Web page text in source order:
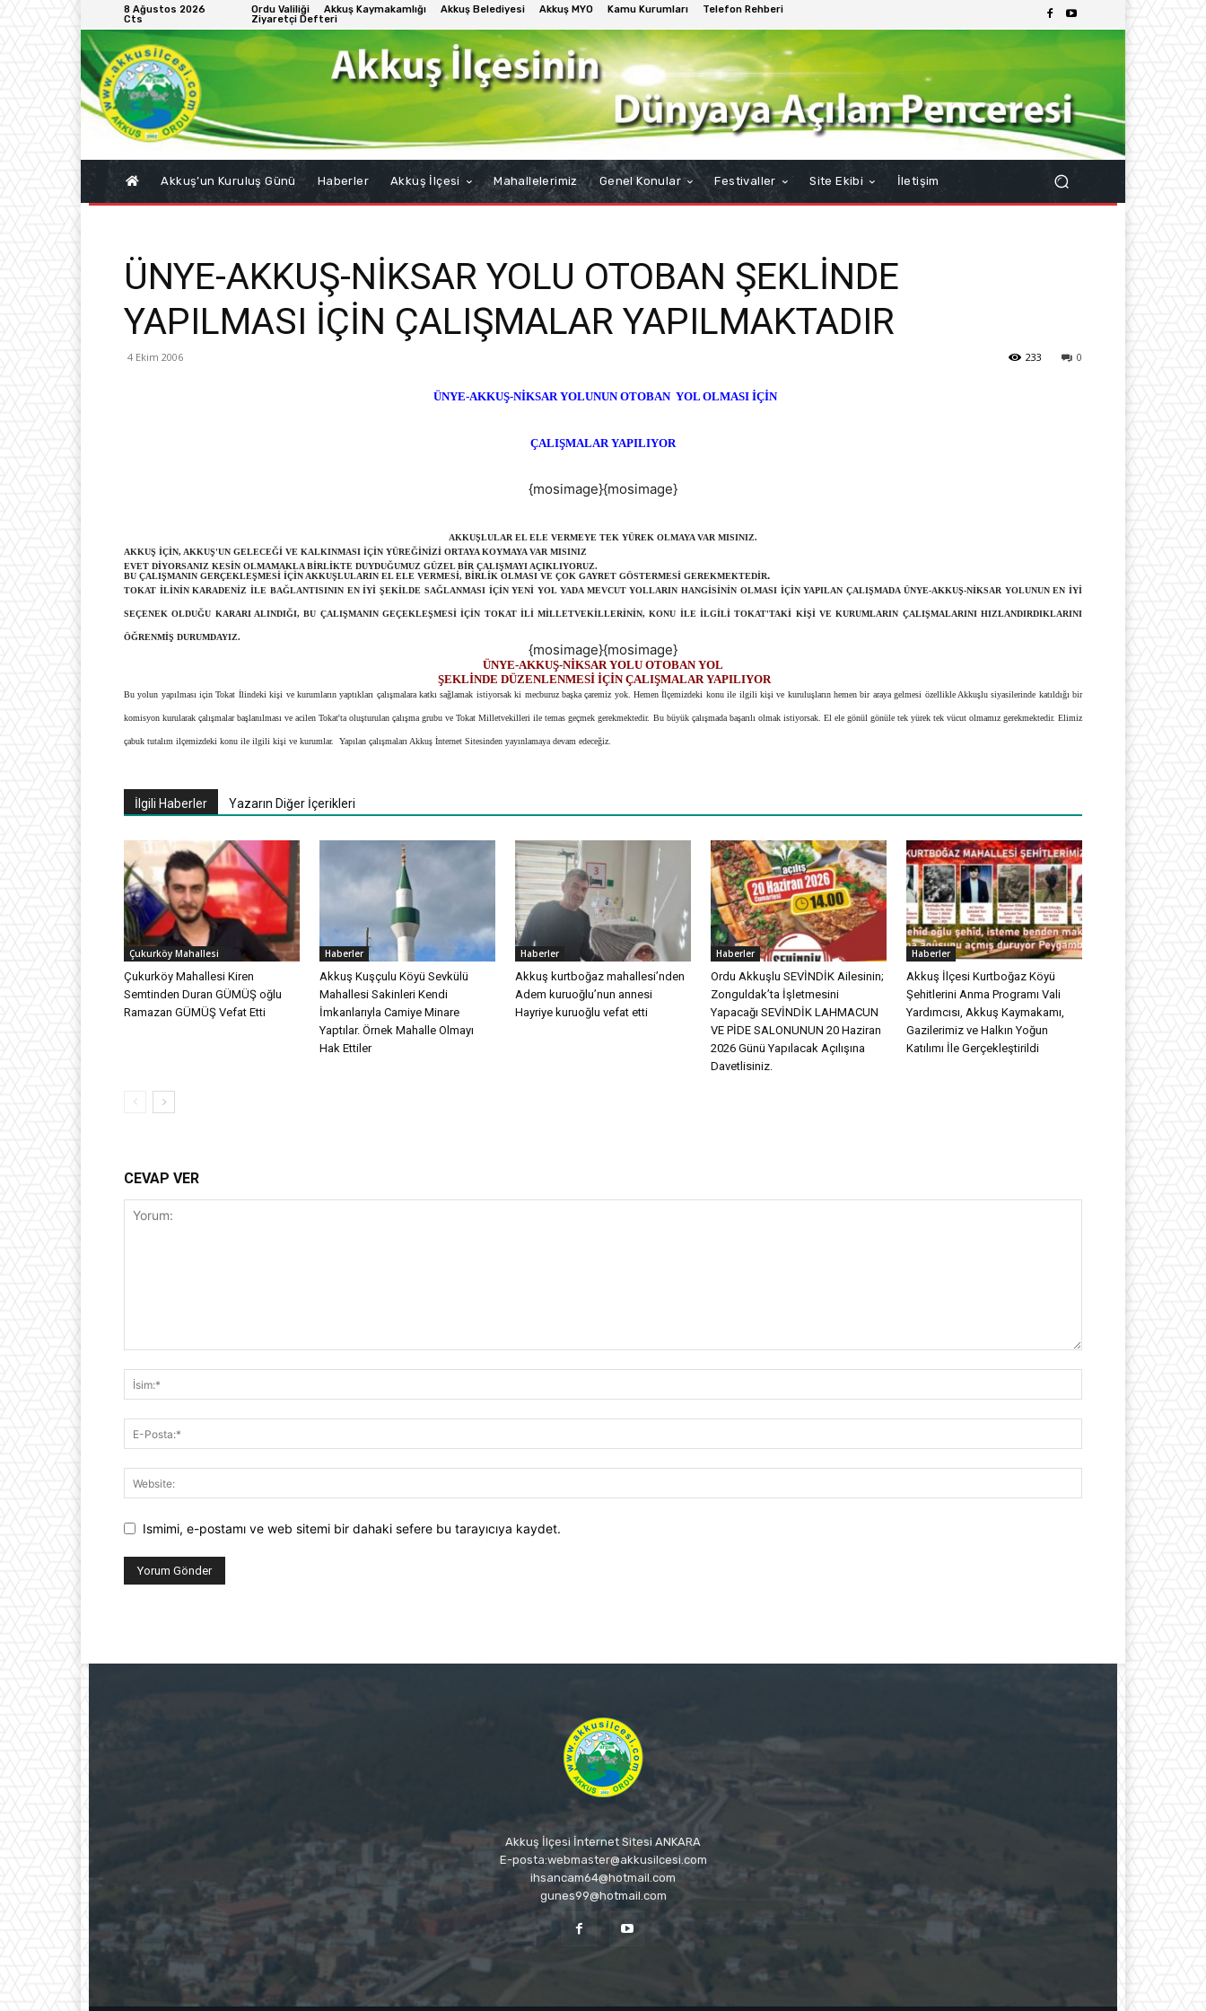
8 Ağustos 2026
Cts
Ordu Valiliği Akkuş Kaymakamlığı Akkuş Belediyesi Akkuş MYO Kamu Kurumları
Telefon Rehberi
Ziyaretçi Defteri
Akkuş’un Kuruluş Günü Haberler Akkuş İlçesi Mahallelerimiz Genel Konular Festivaller Site Ekibi İletişim
ÜNYE-AKKUŞ-NİKSAR YOLU OTOBAN ŞEKLİNDE
YAPILMASI İÇİN ÇALIŞMALAR YAPILMAKTADIR
4 Ekim 2006 0
233
ÜNYE-AKKUŞ-NİKSAR YOLUNUN OTOBAN YOL OLMASI İÇİN
ÇALIŞMALAR YAPILIYOR
{mosimage}{mosimage}
AKKUŞLULAR EL ELE VERMEYE TEK YÜREK OLMAYA VAR MISINIZ.
AKKUŞ İÇİN, AKKUŞ'UN GELECEĞİ VE KALKINMASI İÇİN YÜREĞİNİZİ ORTAYA KOYMAYA VAR MISINIZ
EVET DİYORSANIZ KESİN OLMAMAKLA BİRLİKTE DUYDUĞUMUZ GÜZEL BİR ÇALIŞMAYI AÇIKLIYORUZ.
BU ÇALIŞMANIN GERÇEKLEŞMESİ İÇİN AKKUŞLULARIN EL ELE VERMESİ, BİRLİK OLMASI VE ÇOK GAYRET GÖSTERMESİ GEREKMEKTEDİR.
TOKAT İLİNİN KARADENİZ İLE BAĞLANTISININ EN İYİ ŞEKİLDE SAĞLANMASI İÇİN YENİ YOL YADA MEVCUT YOLLARIN HANGİSİNİN OLMASI İÇİN YAPILAN ÇALIŞMADA ÜNYE-AKKUŞ-NİKSAR YOLUNUN EN İYİ
SEÇENEK OLDUĞU KARARI ALINDIĞI, BU ÇALIŞMANIN GEÇEKLEŞMESİ İÇİN TOKAT İLİ MİLLETVEKİLLERİNİN, KONU İLE İLGİLİ TOKAT'TAKİ KİŞİ VE KURUMLARIN ÇALIŞMALARINI HIZLANDIRDIKLARINI
ÖĞRENMİŞ DURUMDAYIZ.
{mosimage}{mosimage}
ÜNYE-AKKUŞ-NİKSAR YOLU OTOBAN YOL
ŞEKLİNDE DÜZENLENMESİ İÇİN ÇALIŞMALAR YAPILIYOR
Bu yolun yapılması için Tokat İlindeki kişi ve kurumların yaptıkları çalışmalara katkı sağlamak istiyorsak ki mecburuz başka çaremiz yok. Hemen İlçemizdeki konu ile ilgili kişi ve kuruluşların hemen bir araya gelmesi özellikle Akkuşlu siyasilerinde katıldığı bir
komisyon kurularak çalışmalar başlanılması ve acilen Tokat'ta oluşturulan çalışma grubu ve Tokat Milletvekilleri ile temas geçmek gerekmektedir. Bu büyük çalışmada başarılı olmak istiyorsak. El ele gönül gönüle tek yürek tek vücut olmamız gerekmektedir. Elimiz
çabuk tutalım ilçemizdeki konu ile ilgili kişi ve kurumlar. Yapılan çalışmaları Akkuş İnternet Sitesinden yayınlamaya devam edeceğiz.
İlgili Haberler Yazarın Diğer İçerikleri
Çukurköy Mahallesi
Çukurköy Mahallesi Kiren
Semtinden Duran GÜMÜŞ oğlu
Ramazan GÜMÜŞ Vefat Etti
Haberler
Akkuş Kuşçulu Köyü Sevkülü
Mahallesi Sakinleri Kendi
İmkanlarıyla Camiye Minare
Yaptılar. Örnek Mahalle Olmayı
Hak Ettiler
Haberler
Akkuş kurtboğaz mahallesi’nden
Adem kuruoğlu’nun annesi
Hayriye kuruoğlu vefat etti
Haberler
Ordu Akkuşlu SEVİNDİK Ailesinin;
Zonguldak’ta İşletmesini
Yapacağı SEVİNDİK LAHMACUN
VE PİDE SALONUNUN 20 Haziran
2026 Günü Yapılacak Açılışına
Davetlisiniz.
Haberler
Akkuş İlçesi Kurtboğaz Köyü
Şehitlerini Anma Programı Vali
Yardımcısı, Akkuş Kaymakamı,
Gazilerimiz ve Halkın Yoğun
Katılımı İle Gerçekleştirildi
CEVAP VER
Ismimi, e-postamı ve web sitemi bir dahaki sefere bu tarayıcıya kaydet.
Akkuş İlçesi İnternet Sitesi ANKARA
E-posta:webmaster@akkusilcesi.com
ihsancam64@hotmail.com
gunes99@hotmail.com